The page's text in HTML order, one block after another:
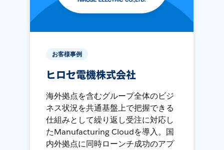
お客様事例
ヒロセ電機株式会社
海外拠点を含むグループ全体のビジ
ネス状況を共通基盤上で把握できる
仕組みとして繰り返し受注に対応し
たManufacturing Cloudを導入。国
内外拠点に同時ローンチ成功のアプ